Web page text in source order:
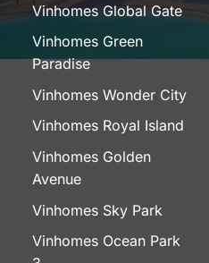
Vinhomes Global Gate
Vinhomes Green
Paradise
Vinhomes Wonder City
Vinhomes Royal Island
Vinhomes Golden
Avenue
Vinhomes Sky Park
Vinhomes Ocean Park